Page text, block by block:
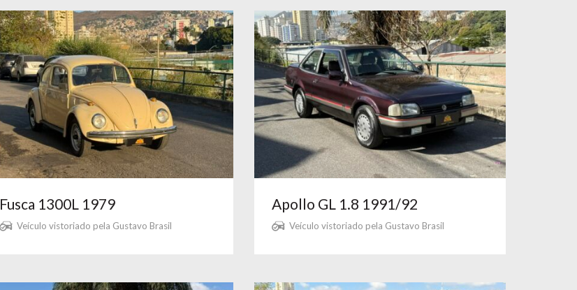
Fusca 1300L 1979
Veículo vistoriado pela Gustavo Brasil
Apollo GL 1.8 1991/92
Veículo vistoriado pela Gustavo Brasil